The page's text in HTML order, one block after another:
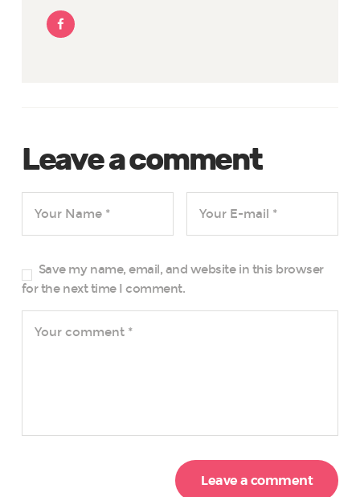
Leave a comment
Save my name, email, and website in this browser
for the next time I comment.